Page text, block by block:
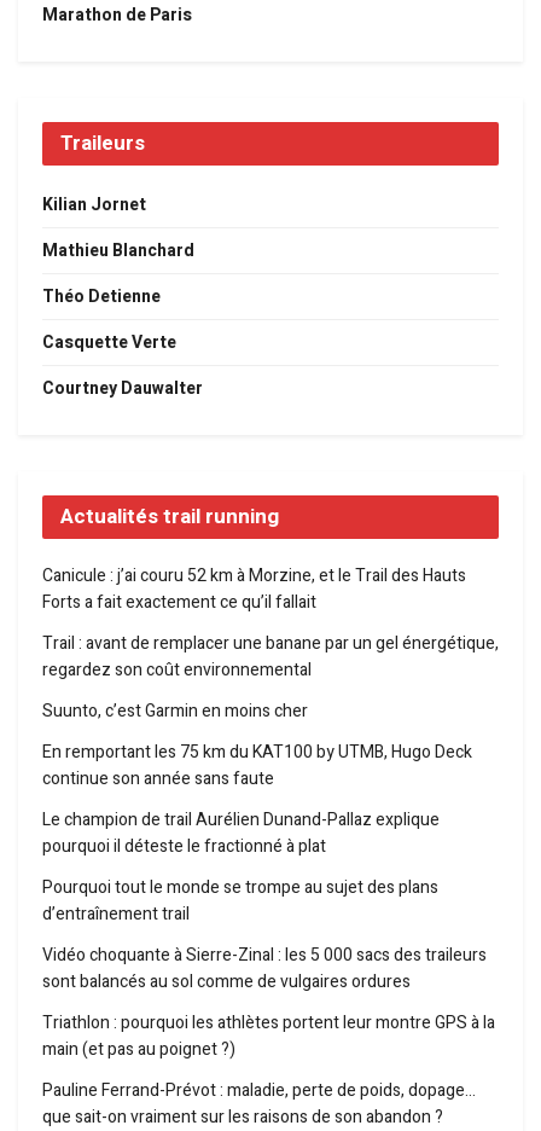
Marathon de Paris
Traileurs
Kilian Jornet
Mathieu Blanchard
Théo Detienne
Casquette Verte
Courtney Dauwalter
Actualités trail running
Canicule : j’ai couru 52 km à Morzine, et le Trail des Hauts
Forts a fait exactement ce qu’il fallait
Trail : avant de remplacer une banane par un gel énergétique,
regardez son coût environnemental
Suunto, c’est Garmin en moins cher
En remportant les 75 km du KAT100 by UTMB, Hugo Deck
continue son année sans faute
Le champion de trail Aurélien Dunand-Pallaz explique
pourquoi il déteste le fractionné à plat
Pourquoi tout le monde se trompe au sujet des plans
d’entraînement trail
Vidéo choquante à Sierre-Zinal : les 5 000 sacs des traileurs
sont balancés au sol comme de vulgaires ordures
Triathlon : pourquoi les athlètes portent leur montre GPS à la
main (et pas au poignet ?)
Pauline Ferrand-Prévot : maladie, perte de poids, dopage…
que sait-on vraiment sur les raisons de son abandon ?